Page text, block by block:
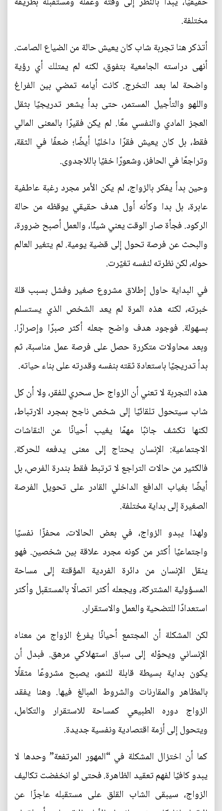
مختلفة.
أتذكر هنا تجربة شاب كان يعيش حالة من الضياع الصامت.
أنهى دراسته الجامعية بتفوق، لكنه لم يمتلك أي رؤية
واضحة لما بعد التخرج. كانت أيامه تمضي بين الفراغ
واللهو والتأجيل المستمر، حتى بدأ يشعر تدريجيًا بثقل
العجز المادي والنفسي معًا. لم يكن فقيرًا بالمعنى المالي
فقط، بل كان يعيش فقرًا داخليًا أيضًا؛ ضعفًا في الثقة،
وتراجعًا في الحافز، وشعورًا خفيًا باللاجدوى.
وحين بدأ يفكر بالزواج، لم يكن الأمر مجرد رغبة عاطفية
عابرة، بل بدا وكأنه أول هدف حقيقي يوقظه من حالة
الركود. فجأة صار الوقت يعني شيئًا، والعمل أصبح ضرورة،
والبحث عن فرصة تحول إلى قضية يومية. لم يتغير العالم
حوله، لكن نظرته لنفسه تغيّرت.
في البداية حاول إطلاق مشروع صغير وفشل بسبب قلة
خبرته، لكنه هذه المرة لم يعد الشخص الذي يستسلم
بسهولة. فوجود هدف واضح جعله أكثر صبرًا وإصرارًا.
وبعد محاولات متكررة حصل على فرصة عمل مناسبة، ثم
بدأ تدريجيًا باستعادة ثقته بنفسه وقدرته على بناء حياته.
هذه التجربة لا تعني أن الزواج حل سحري للفقر، ولا أن كل
شاب سيتحول تلقائيًا إلى شخص ناجح بمجرد الارتباط،
لكنها تكشف جانبًا مهمًا يغيب أحيانًا عن النقاشات
الاجتماعية: الإنسان يحتاج إلى معنى يدفعه للحركة.
فالكثير من حالات التراجع لا ترتبط فقط بندرة الفرص، بل
أيضًا بغياب الدافع الداخلي القادر على تحويل الفرصة
الصغيرة إلى بداية مختلفة.
ولهذا يبدو الزواج، في بعض الحالات، محفزًا نفسيًا
واجتماعيًا أكثر من كونه مجرد علاقة بين شخصين. فهو
ينقل الإنسان من دائرة الفردية المؤقتة إلى مساحة
المسؤولية المشتركة، ويجعله أكثر اتصالًا بالمستقبل وأكثر
استعدادًا للتضحية والعمل والاستقرار.
لكن المشكلة أن المجتمع أحيانًا يفرغ الزواج من معناه
الإنساني ويحوّله إلى سباق استهلاكي مرهق. فبدل أن
يكون بداية بسيطة قابلة للنمو، يصبح مشروعًا مثقلًا
بالمظاهر والمقارنات والشروط المبالغ فيها. وهنا يفقد
الزواج دوره الطبيعي كمساحة للاستقرار والتكامل،
ويتحول إلى أزمة اقتصادية ونفسية جديدة.
كما أن اختزال المشكلة في “المهور المرتفعة” وحدها لا
يبدو كافيًا لفهم تعقيد الظاهرة. فحتى لو انخفضت تكاليف
الزواج، سيبقى الشاب القلق على مستقبله عاجزًا عن